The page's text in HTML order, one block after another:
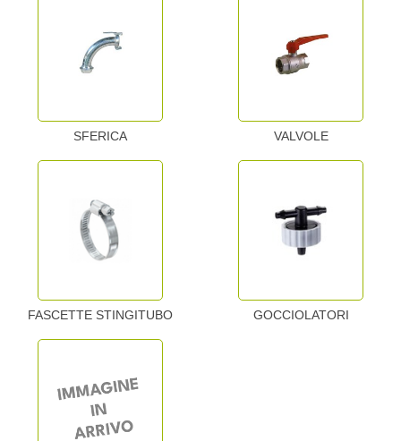
SFERICA VALVOLE
FASCETTE STINGITUBO GOCCIOLATORI